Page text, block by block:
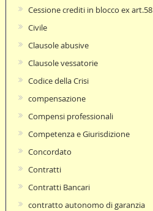
Cessione crediti in blocco ex art.58
Civile
Clausole abusive
Clausole vessatorie
Codice della Crisi
compensazione
Compensi professionali
Competenza e Giurisdizione
Concordato
Contratti
Contratti Bancari
contratto autonomo di garanzia